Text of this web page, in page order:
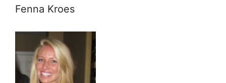
Fenna Kroes